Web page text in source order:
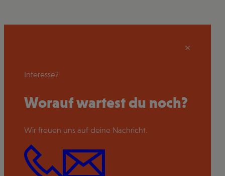
Interesse?
Worauf wartest du noch?
Wir freuen uns auf deine Nachricht.